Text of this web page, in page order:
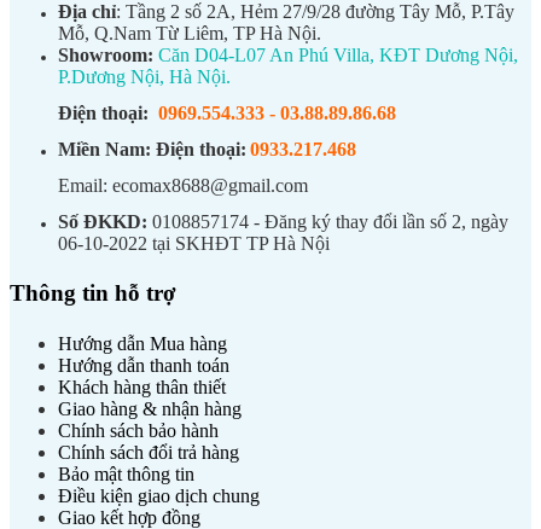
Địa chỉ: Tầng 2 số 2A, Hẻm 27/9/28 đường Tây Mỗ, P.Tây
Mỗ, Q.Nam Từ Liêm, TP Hà Nội.
Showroom: Căn D04-L07 An Phú Villa, KĐT Dương Nội,
P.Dương Nội, Hà Nội.
Điện thoại: 0969.554.333 - 03.88.89.86.68
Miền Nam: Điện thoại: 0933.217.468
Email: ecomax8688@gmail.com
Số ĐKKD: 0108857174 - Đăng ký thay đổi lần số 2, ngày
06-10-2022 tại SKHĐT TP Hà Nội
Thông tin hỗ trợ
Hướng dẫn Mua hàng
Hướng dẫn thanh toán
Khách hàng thân thiết
Giao hàng & nhận hàng
Chính sách bảo hành
Chính sách đổi trả hàng
Bảo mật thông tin
Điều kiện giao dịch chung
Giao kết hợp đồng